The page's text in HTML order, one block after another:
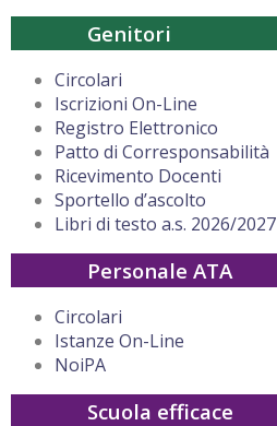
Genitori
Circolari
Iscrizioni On-Line
Registro Elettronico
Patto di Corresponsabilità
Ricevimento Docenti
Sportello d’ascolto
Libri di testo a.s. 2026/2027
Personale ATA
Circolari
Istanze On-Line
NoiPA
Scuola efficace